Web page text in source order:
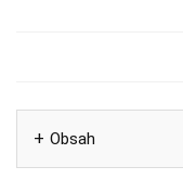
Obsah